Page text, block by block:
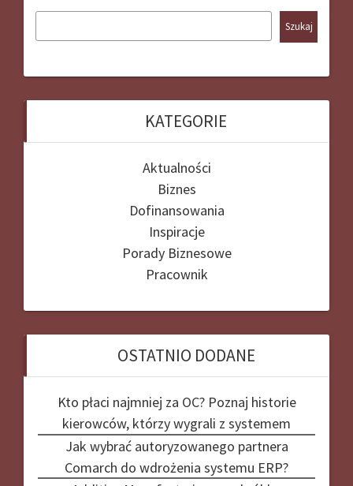
Szukaj
KATEGORIE
Aktualności
Biznes
Dofinansowania
Inspiracje
Porady Biznesowe
Pracownik
OSTATNIO DODANE
Kto płaci najmniej za OC? Poznaj historie
kierowców, którzy wygrali z systemem
Jak wybrać autoryzowanego partnera
Comarch do wdrożenia systemu ERP?